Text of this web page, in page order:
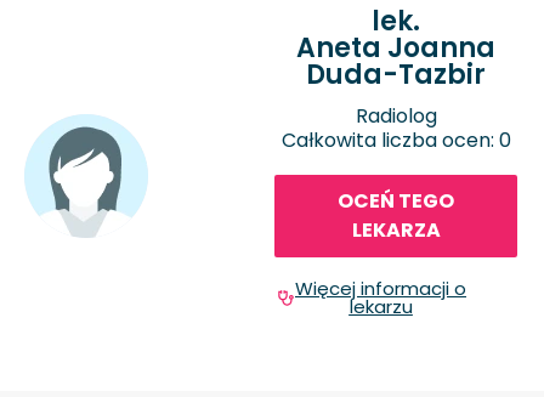
lek.
Aneta Joanna
Duda-Tazbir
Radiolog
Całkowita liczba ocen: 0
OCEŃ TEGO
LEKARZA
Więcej informacji o
lekarzu